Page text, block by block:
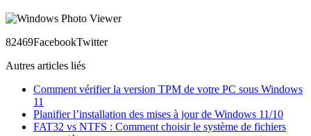
82469FacebookTwitter
Autres articles liés
Comment vérifier la version TPM de votre PC sous Windows
11
Planifier l’installation des mises à jour de Windows 11/10
FAT32 vs NTFS : Comment choisir le système de fichiers